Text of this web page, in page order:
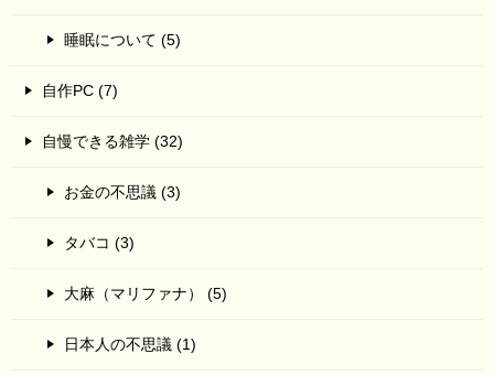
睡眠について (5)
自作PC (7)
自慢できる雑学 (32)
お金の不思議 (3)
タバコ (3)
大麻（マリファナ） (5)
日本人の不思議 (1)